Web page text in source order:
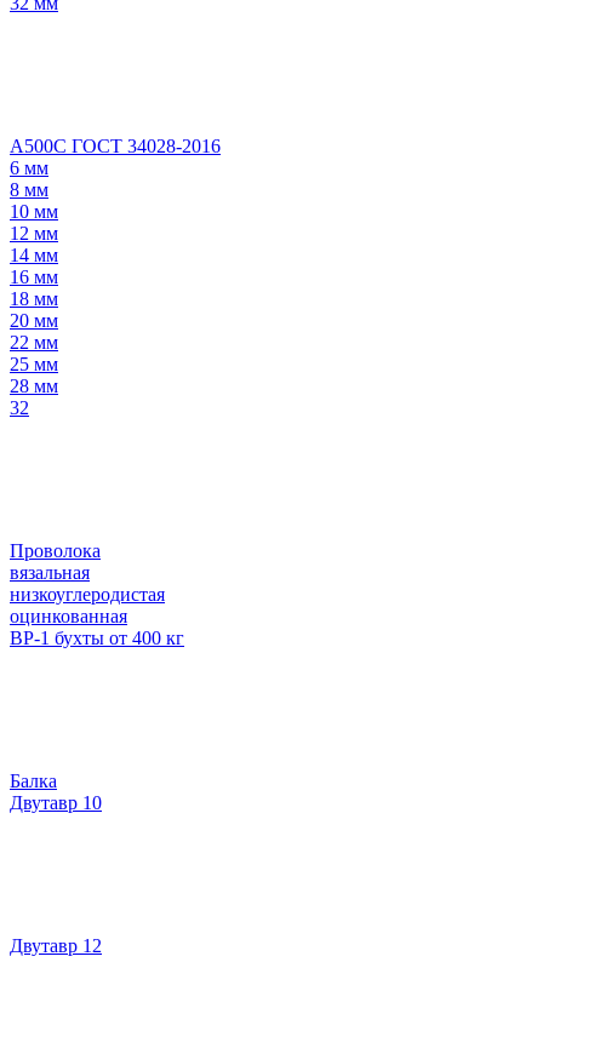
А500С ГОСТ 34028-2016
6 мм
8 мм
10 мм
12 мм
14 мм
16 мм
18 мм
20 мм
22 мм
25 мм
28 мм
32
Проволока
вязальная
низкоуглеродистая
оцинкованная
ВР-1 бухты от 400 кг
Балка
Двутавр 10
Двутавр 12